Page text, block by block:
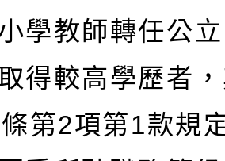
學教師轉任公
得較高學歷者
第2項第1款規